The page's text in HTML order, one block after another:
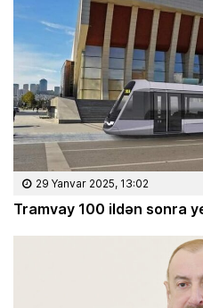
29 Yanvar 2025, 13:02
Tramvay 100 ildən sonra